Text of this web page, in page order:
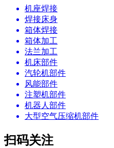
机座焊接
焊接床身
箱体焊接
箱体加工
法兰加工
机床部件
汽轮机部件
风能部件
注塑机部件
机器人部件
大型空气压缩机部件
扫码关注